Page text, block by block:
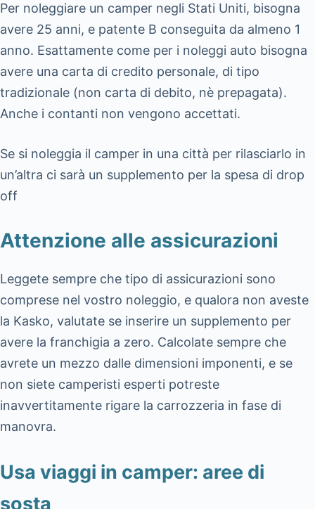
Per noleggiare un camper negli Stati Uniti, bisogna
avere 25 anni, e patente B conseguita da almeno 1
anno. Esattamente come per i noleggi auto bisogna
avere una carta di credito personale, di tipo
tradizionale (non carta di debito, nè prepagata).
Anche i contanti non vengono accettati.
Se si noleggia il camper in una città per rilasciarlo in
un’altra ci sarà un supplemento per la spesa di drop
off
Attenzione alle assicurazioni
Leggete sempre che tipo di assicurazioni sono
comprese nel vostro noleggio, e qualora non aveste
la Kasko, valutate se inserire un supplemento per
avere la franchigia a zero. Calcolate sempre che
avrete un mezzo dalle dimensioni imponenti, e se
non siete camperisti esperti potreste
inavvertitamente rigare la carrozzeria in fase di
manovra.
Usa viaggi in camper: aree di
sosta